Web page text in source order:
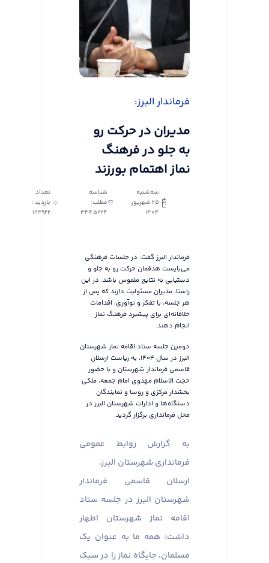
فرماندار البرز:
مدیران در حرکت رو
به جلو در فرهنگ
نماز اهتمام بورزند
سه‌شنبه
25 شهریور
1404
شناسه
مطلب:
3445224
تعداد
بازدید :
123922
فرماندار البرز گفت: در جلسات فرهنگی
می‌بایست هدفمان حرکت رو به جلو و
دستیابی به نتایج ملموس باشد. در این
راستا، مدیران مسئولیت دارند که پس از
هر جلسه، با تفکر و نوآوری، اقدامات
خلاقانه‌ای برای پیشبرد فرهنگ نماز
انجام دهند.
دومین جلسه ستاد اقامه نماز شهرستان
البرز در سال ۱۴۰۴، به ریاست ارسلان
قاسمی فرماندار شهرستان و با حضور
حجت الاسلام مهدوی امام جمعه، ملکی
بخشدار مرکزی و روسا و نمایندگان
دستگاه‌ها و ادارات شهرستان البرز در
محل فرمانداری برگزار گردید.
به گزارش روابط عمومی
فرمانداری شهرستان البرز،
ارسلان قاسمی فرماندار
شهرستان البرز در جلسه ستاد
اقامه نماز شهرستان اظهار
داشت: همه ما به عنوان یک
مسلمان، جایگاه نماز را در سبک